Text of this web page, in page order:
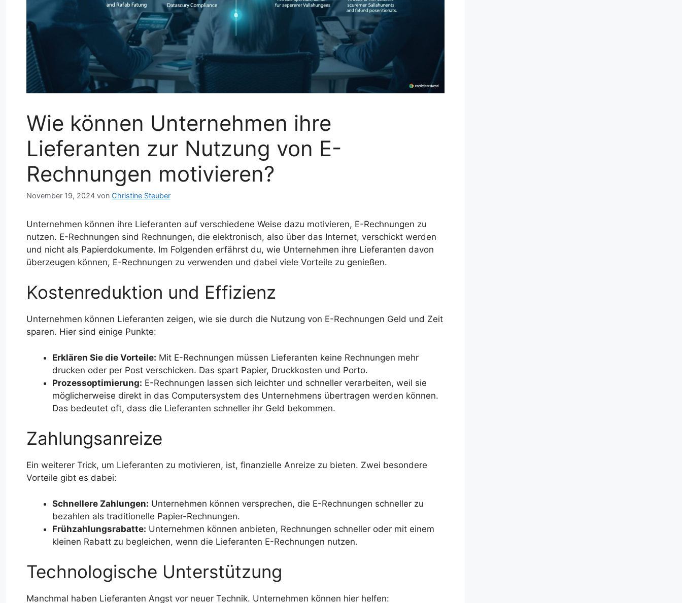
Wie können Unternehmen ihre
Lieferanten zur Nutzung von E-
Rechnungen motivieren?
November 19, 2024 von Christine Steuber
Unternehmen können ihre Lieferanten auf verschiedene Weise dazu motivieren, E-Rechnungen zu
nutzen. E-Rechnungen sind Rechnungen, die elektronisch, also über das Internet, verschickt werden
und nicht als Papierdokumente. Im Folgenden erfährst du, wie Unternehmen ihre Lieferanten davon
überzeugen können, E-Rechnungen zu verwenden und dabei viele Vorteile zu genießen.
Kostenreduktion und Effizienz
Unternehmen können Lieferanten zeigen, wie sie durch die Nutzung von E-Rechnungen Geld und Zeit
sparen. Hier sind einige Punkte:
Erklären Sie die Vorteile: Mit E-Rechnungen müssen Lieferanten keine Rechnungen mehr
drucken oder per Post verschicken. Das spart Papier, Druckkosten und Porto.
Prozessoptimierung: E-Rechnungen lassen sich leichter und schneller verarbeiten, weil sie
möglicherweise direkt in das Computersystem des Unternehmens übertragen werden können.
Das bedeutet oft, dass die Lieferanten schneller ihr Geld bekommen.
Zahlungsanreize
Ein weiterer Trick, um Lieferanten zu motivieren, ist, finanzielle Anreize zu bieten. Zwei besondere
Vorteile gibt es dabei:
Schnellere Zahlungen: Unternehmen können versprechen, die E-Rechnungen schneller zu
bezahlen als traditionelle Papier-Rechnungen.
Frühzahlungsrabatte: Unternehmen können anbieten, Rechnungen schneller oder mit einem
kleinen Rabatt zu begleichen, wenn die Lieferanten E-Rechnungen nutzen.
Technologische Unterstützung
Manchmal haben Lieferanten Angst vor neuer Technik. Unternehmen können hier helfen: